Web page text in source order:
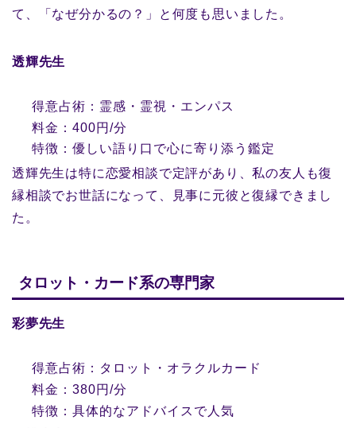
て、「なぜ分かるの？」と何度も思いました。
透輝先生
得意占術：霊感・霊視・エンパス
料金：400円/分
特徴：優しい語り口で心に寄り添う鑑定
透輝先生は特に恋愛相談で定評があり、私の友人も復
縁相談でお世話になって、見事に元彼と復縁できまし
た。
タロット・カード系の専門家
彩夢先生
得意占術：タロット・オラクルカード
料金：380円/分
特徴：具体的なアドバイスで人気